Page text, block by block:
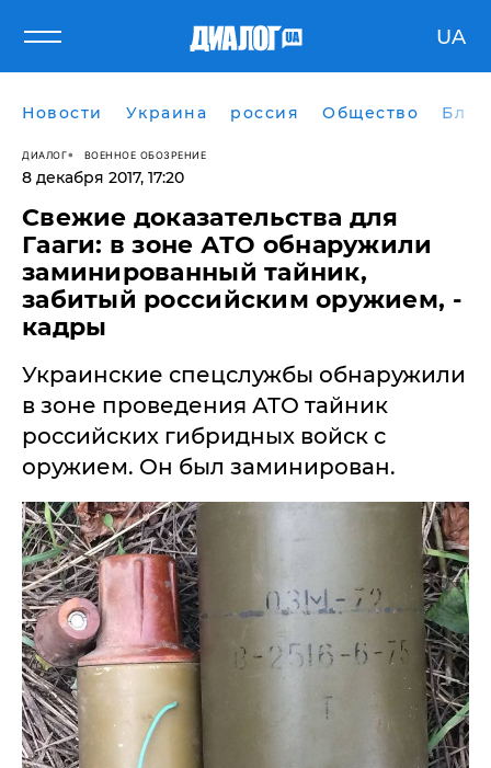
UA
Новости Украина россия Общество
ДИАЛОГ ВОЕННОЕ ОБОЗРЕНИЕ
8 декабря 2017, 17:20
Свежие доказательства для
Гааги: в зоне АТО обнаружили
заминированный тайник,
забитый российским оружием, -
кадры
Украинские спецслужбы обнаружили
в зоне проведения АТО тайник
российских гибридных войск с
оружием. Он был заминирован.